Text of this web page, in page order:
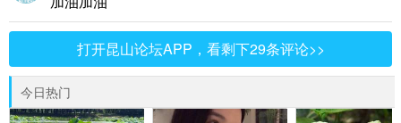
打开昆山论坛APP，看剩下29条评论>>
今日热门